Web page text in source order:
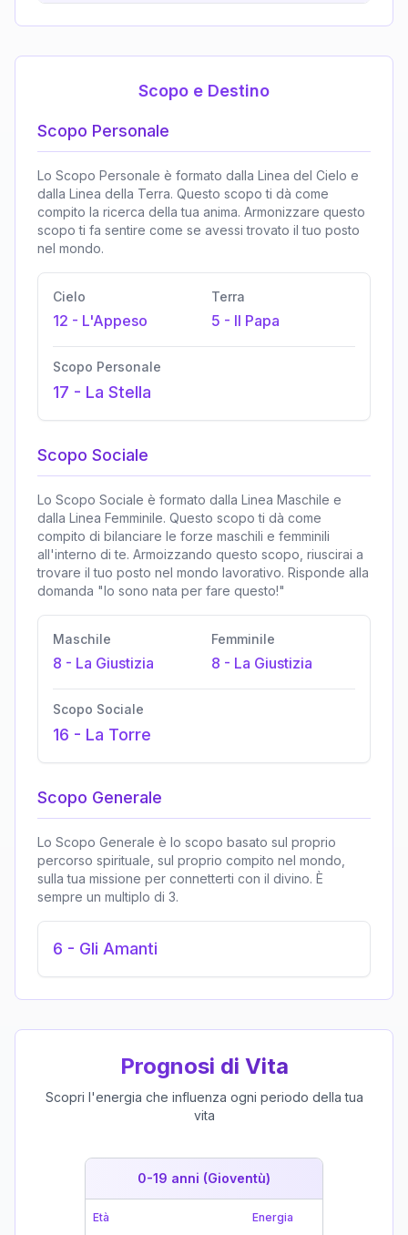
Scopo e Destino
Scopo Personale
Lo Scopo Personale è formato dalla Linea del Cielo e
dalla Linea della Terra. Questo scopo ti dà come
compito la ricerca della tua anima. Armonizzare questo
scopo ti fa sentire come se avessi trovato il tuo posto
nel mondo.
Cielo
12 - L'Appeso
Terra
5 - Il Papa
Scopo Personale
17 - La Stella
Scopo Sociale
Lo Scopo Sociale è formato dalla Linea Maschile e
dalla Linea Femminile. Questo scopo ti dà come
compito di bilanciare le forze maschili e femminili
all'interno di te. Armoizzando questo scopo, riuscirai a
trovare il tuo posto nel mondo lavorativo. Risponde alla
domanda "Io sono nata per fare questo!"
Maschile
8 - La Giustizia
Femminile
8 - La Giustizia
Scopo Sociale
16 - La Torre
Scopo Generale
Lo Scopo Generale è lo scopo basato sul proprio
percorso spirituale, sul proprio compito nel mondo,
sulla tua missione per connetterti con il divino. È
sempre un multiplo di 3.
6 - Gli Amanti
Prognosi di Vita
Scopri l'energia che influenza ogni periodo della tua
vita
0-19 anni (Gioventù)
Età Energia